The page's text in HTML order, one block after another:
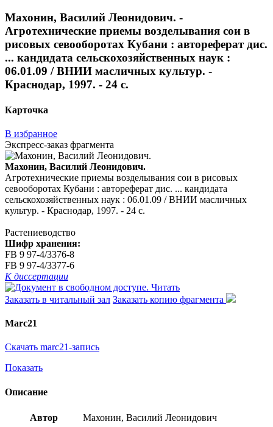
Махонин, Василий Леонидович. -
Агротехнические приемы возделывания сои в
рисовых севооборотах Кубани : автореферат дис.
... кандидата сельскохозяйственных наук :
06.01.09 / ВНИИ масличных культур. -
Краснодар, 1997. - 24 с.
Карточка
В избранное
Экспресс-заказ фрагмента
Махонин, Василий Леонидович.
Агротехнические приемы возделывания сои в рисовых
севооборотах Кубани : автореферат дис. ... кандидата
сельскохозяйственных наук : 06.01.09 / ВНИИ масличных
культур. - Краснодар, 1997. - 24 с.
Растениеводство
Шифр хранения:
FB 9 97-4/3376-8
FB 9 97-4/3377-6
К диссертации
Читать
Заказать в читальный зал Заказать копию фрагмента
Marc21
Скачать marc21-запись
Показать
Описание
Автор Махонин, Василий Леонидович